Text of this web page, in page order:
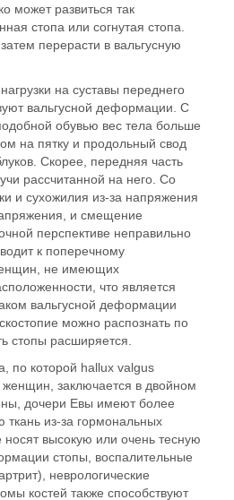
может развиться так
стопа или согнутая стопа.
перерасти в вальгусную
на суставы переднего
вальгусной деформации. С
обувью вес тела больше
на пятку и продольный свод
Скорее, передняя часть
рассчитанной на него. Со
и сухожилия из-за напряжения
и смещение
перспективе неправильно
к поперечному
не имеющих
что является
вальгусной деформации
можно распознать по
стопы расширяется.
по которой hallux valgus
заключается в двойном
дочери Евы имеют более
из-за гормональных
высокую или очень тесную
стопы, воспалительные
неврологические
костей также способствуют